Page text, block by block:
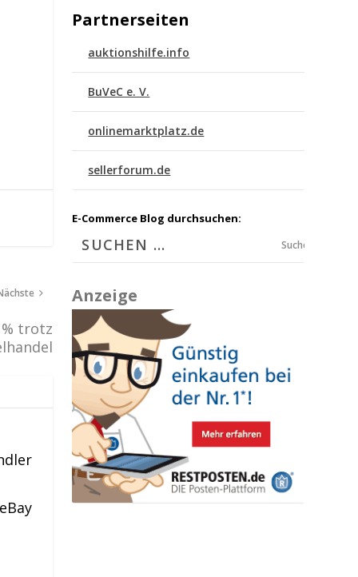
% trotz
Partnerseiten
auktionshilfe.info
BuVeC e. V.
onlinemarktplatz.de
sellerforum.de
E-Commerce Blog durchsuchen:
Suchen
Anzeige